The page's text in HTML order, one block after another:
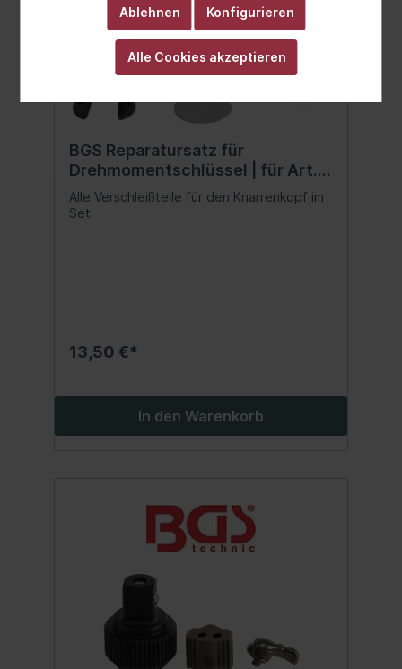
BGS Reparatursatz für
Drehmomentschlüssel | für Art.
2804
Alle Verschleißteile für den Knarrenkopf im
Set
13,50 €*
In den Warenkorb
Ablehnen Konfigurieren
Alle Cookies akzeptieren